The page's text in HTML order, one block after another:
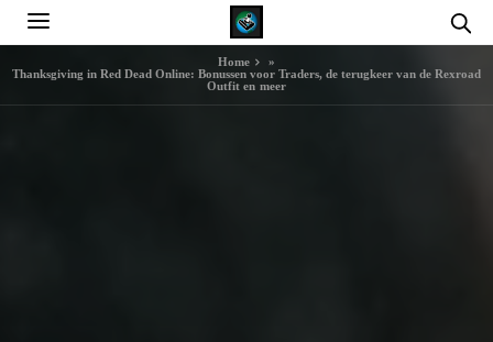
Home
»
Thanksgiving in Red Dead Online: Bonussen voor Traders, de terugkeer van de Rexroad
Outfit en meer